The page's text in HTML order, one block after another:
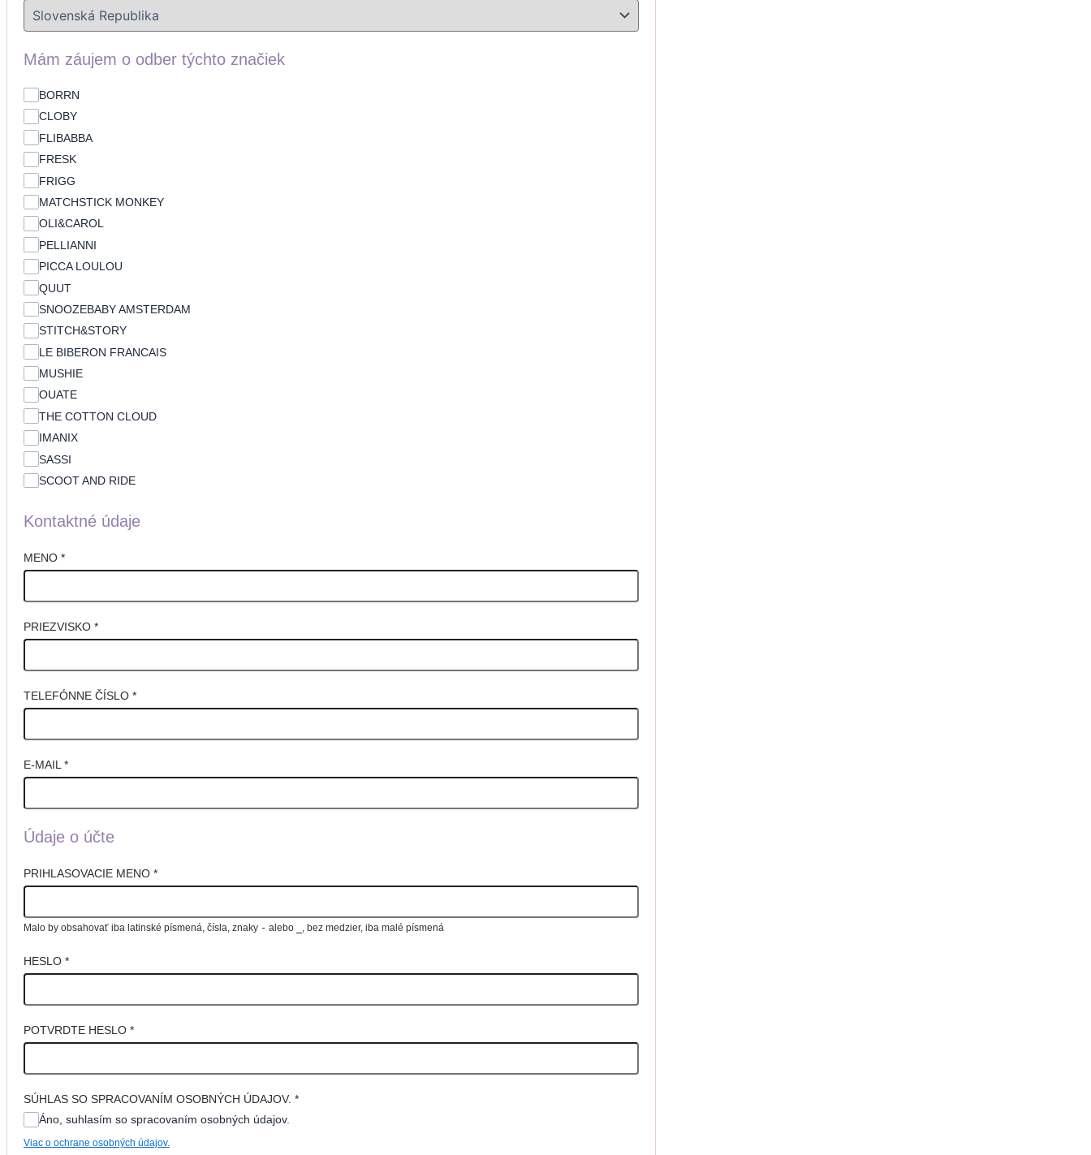
Mám záujem o odber týchto značiek
BORRN
CLOBY
FLIBABBA
FRESK
FRIGG
MATCHSTICK MONKEY
OLI&CAROL
PELLIANNI
PICCA LOULOU
QUUT
SNOOZEBABY AMSTERDAM
STITCH&STORY
LE BIBERON FRANCAIS
MUSHIE
OUATE
THE COTTON CLOUD
IMANIX
SASSI
SCOOT AND RIDE
Kontaktné údaje
MENO *
PRIEZVISKO *
TELEFÓNNE ČÍSLO *
E-MAIL*
Údaje o účte
PRIHLASOVACIE MENO *
Malo by obsahovať iba latinské písmená, čísla, znaky - alebo , bez medzier, iba malé písmená
HESLO *
POTVRDTE HESLO *
SÚHLAS SO SPRACOVANÍM OSOBNÝCH ÚDAJOV. *
Áno, suhlasím so spracovaním osobných údajov.
Viac o ochrane osobných údajov.